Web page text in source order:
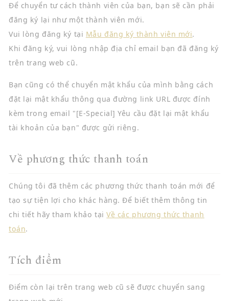
Để chuyển tư cách thành viên của bạn, bạn sẽ cần phải
đăng ký lại như một thành viên mới.
Vui lòng đăng ký tại Mẫu đăng ký thành viên mới.
Khi đăng ký, vui lòng nhập địa chỉ email bạn đã đăng ký
trên trang web cũ.
Bạn cũng có thể chuyển mật khẩu của mình bằng cách
đặt lại mật khẩu thông qua đường link URL được đính
kèm trong email "[E-Special] Yêu cầu đặt lại mật khẩu
tài khoản của bạn" được gửi riêng.
Về phương thức thanh toán
Chúng tôi đã thêm các phương thức thanh toán mới để
tạo sự tiện lợi cho khác hàng. Để biết thêm thông tin
chi tiết hãy tham khảo tạiVề các phương thức thanh
toán.
Tích điểm
Điểm còn lại trên trang web cũ sẽ được chuyển sang